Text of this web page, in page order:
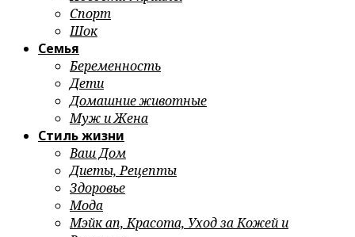
Спорт
Шок
Семья
Беременность
Дети
Домашние животные
Муж и Жена
Стиль жизни
Ваш Дом
Диеты, Рецепты
Здоровье
Мода
Мэйк ап, Красота, Уход за Кожей и